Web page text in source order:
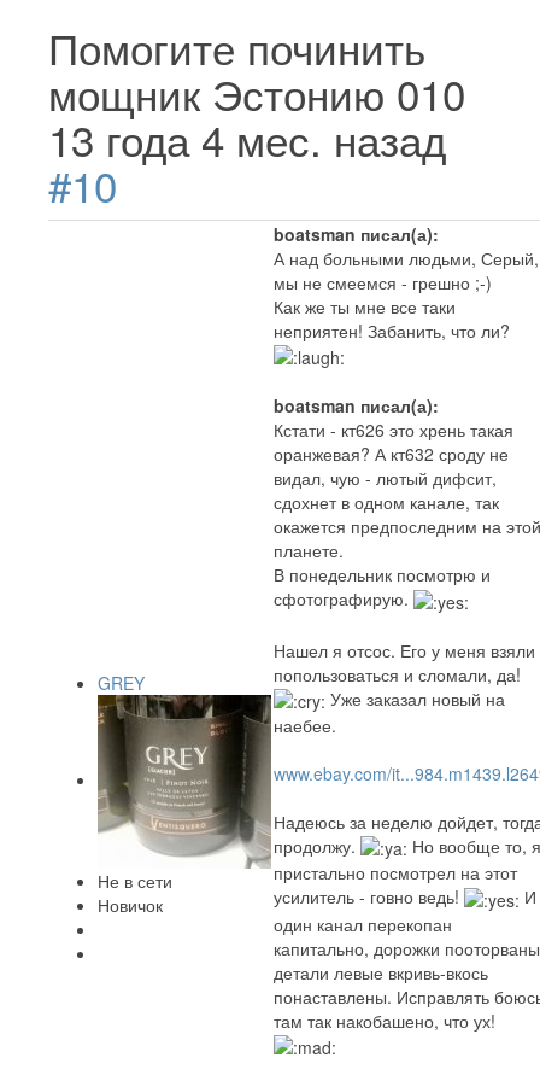
Помогите починить
мощник Эстонию 010
13 года 4 мес. назад
#10
GREY
Не в сети
Новичок
boatsman писал(а):
А над больными людьми, Серый,
мы не смеемся - грешно ;-)
Как же ты мне все таки
неприятен! Забанить, что ли?
boatsman писал(а):
Кстати - кт626 это хрень такая
оранжевая? А кт632 сроду не
видал, чую - лютый дифсит,
сдохнет в одном канале, так
окажется предпоследним на этой
планете.
В понедельник посмотрю и
сфотографирую.
Нашел я отсос. Его у меня взяли
попользоваться и сломали, да!
Уже заказал новый на
наебее.
www.ebay.com/
Надеюсь за неделю дойдет,
продолжу.
Но вообще то, я
пристально посмотрел на этот
усилитель - говно ведь!
И
один канал перекопан
капитально, дорожки
детали левые вкривь-вкось
понаставлены. Исправлять
там так накобашено, что ух!